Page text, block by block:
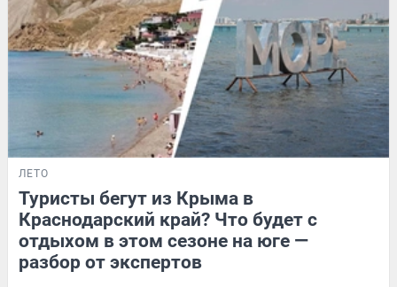
ЛЕТО
Туристы бегут из Крыма в
Краснодарский край? Что будет с
отдыхом в этом сезоне на юге —
разбор от экспертов